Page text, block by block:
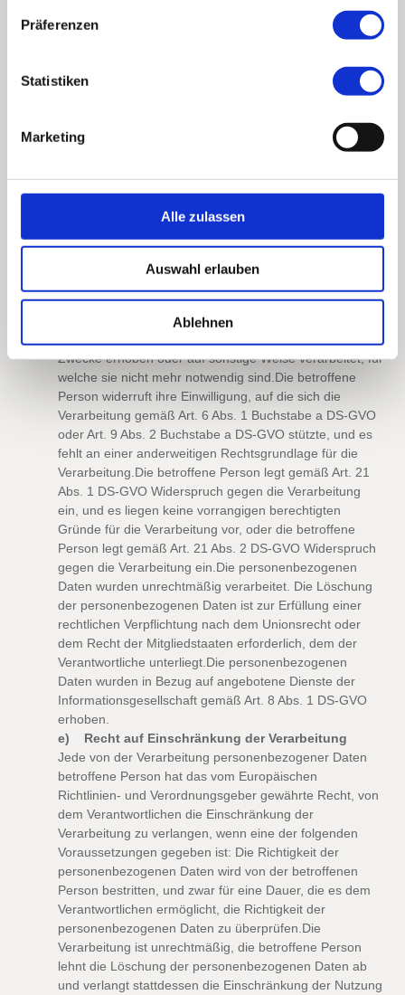
Präferenzen
Statistiken
Marketing
Alle zulassen
Auswahl erlauben
Ablehnen
Berücksichtigung der Zwecke der Verarbeitung, die
Daten — auch mittels einer ergänzenden Erklärung —
zu verlangen. Möchte eine betroffene Person dieses
hierzu jederzeit an einen Mitarbeiter des für die
Verarbeitung Verantwortlichen wenden.
betroffene Person hat das vom Europäischen
Richtlinien- und Verordnungsgeber gewährte Recht, von
dem Verantwortlichen zu verlangen, dass die sie
gelöscht werden, sofern einer der folgenden Gründe
zutrifft und soweit die Verarbeitung nicht erforderlich ist:
Zwecke erhoben oder auf sonstige Weise verarbeitet, für
welche sie nicht mehr notwendig sind. Die betroffene
Person widerruft ihre Einwilligung, auf die sich die
Verarbeitung gemäß Art. 6 Abs. 1 Buchstabe a DS-GVO
oder Art. 9 Abs. 2 Buchstabe a DS-GVO stützte, und es
fehlt an einer anderweitigen Rechtsgrundlage für die
Verarbeitung. Die betroffene Person legt gemäß Art. 21
Abs. 1 DS-GVO Widerspruch gegen die Verarbeitung
ein, und es liegen keine vorrangigen berechtigten
Gründe für die Verarbeitung vor, oder die betroffene
Person legt gemäß Art. 21 Abs. 2 DS-GVO Widerspruch
gegen die Verarbeitung ein. Die personenbezogenen
Daten wurden unrechtmäßig verarbeitet. Die Löschung
der personenbezogenen Daten ist zur Erfüllung einer
rechtlichen Verpflichtung nach dem Unionsrecht oder
dem Recht der Mitgliedstaaten erforderlich, dem der
Verantwortliche unterliegt. Die personenbezogenen
Daten wurden in Bezug auf angebotene Dienste der
Informationsgesellschaft gemäß Art. 8 Abs. 1 DS-GVO
erhoben.
e) Recht auf Einschränkung der Verarbeitung
Jede von der Verarbeitung personenbezogener Daten
betroffene Person hat das vom Europäischen
Richtlinien- und Verordnungsgeber gewährte Recht, von
dem Verantwortlichen die Einschränkung der
Verarbeitung zu verlangen, wenn eine der folgenden
Voraussetzungen gegeben ist: Die Richtigkeit der
personenbezogenen Daten wird von der betroffenen
Person bestritten, und zwar für eine Dauer, die es dem
Verantwortlichen ermöglicht, die Richtigkeit der
personenbezogenen Daten zu überprüfen. Die
Verarbeitung ist unrechtmäßig, die betroffene Person
lehnt die Löschung der personenbezogenen Daten ab
und verlangt stattdessen die Einschränkung der Nutzung